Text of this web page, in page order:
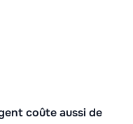
coûte aussi de